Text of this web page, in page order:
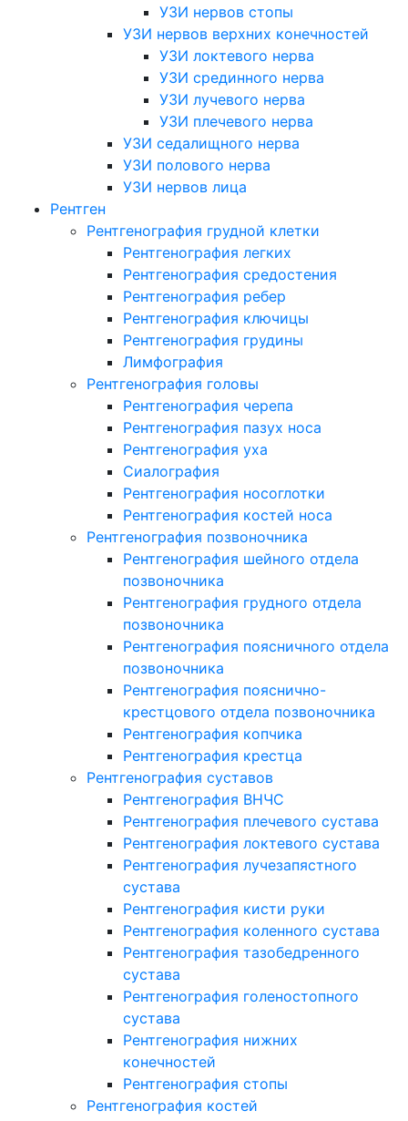
УЗИ нервов стопы
УЗИ нервов верхних конечностей
УЗИ локтевого нерва
УЗИ срединного нерва
УЗИ лучевого нерва
УЗИ плечевого нерва
УЗИ седалищного нерва
УЗИ полового нерва
УЗИ нервов лица
Рентген
Рентгенография грудной клетки
Рентгенография легких
Рентгенография средостения
Рентгенография ребер
Рентгенография ключицы
Рентгенография грудины
Лимфография
Рентгенография головы
Рентгенография черепа
Рентгенография пазух носа
Рентгенография уха
Сиалография
Рентгенография носоглотки
Рентгенография костей носа
Рентгенография позвоночника
Рентгенография шейного отдела
позвоночника
Рентгенография грудного отдела
позвоночника
Рентгенография поясничного отдела
позвоночника
Рентгенография пояснично-
крестцового отдела позвоночника
Рентгенография копчика
Рентгенография крестца
Рентгенография суставов
Рентгенография ВНЧС
Рентгенография плечевого сустава
Рентгенография локтевого сустава
Рентгенография лучезапястного
сустава
Рентгенография кисти руки
Рентгенография коленного сустава
Рентгенография тазобедренного
сустава
Рентгенография голеностопного
сустава
Рентгенография нижних
конечностей
Рентгенография стопы
Рентгенография костей